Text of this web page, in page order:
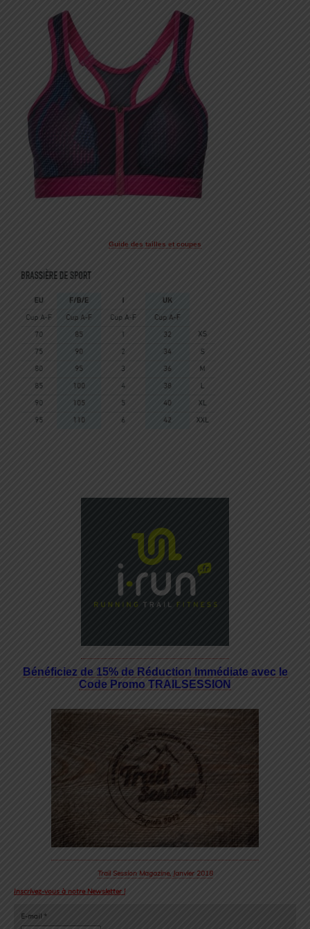
Guide des tailles et coupes
Bénéficiez de 15% de Réduction Immédiate avec le
Code Promo TRAILSESSION
Trail Session Magazine, Janvier 2018
Inscrivez-vous à notre Newsletter !
E-mail *